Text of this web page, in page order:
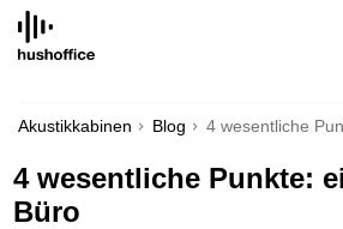
SKIP
CONTENT
Akustikkabinen Blog 4 wesentliche
4 wesentliche Punkte:
Büro